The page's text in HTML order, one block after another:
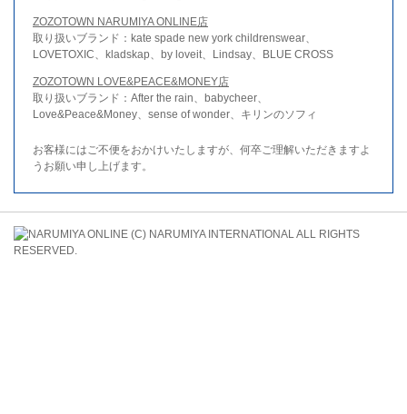
ZOZOTOWN NARUMIYA ONLINE店
取り扱いブランド：kate spade new york childrenswear、
LOVETOXIC、kladskap、by loveit、Lindsay、BLUE CROSS
ZOZOTOWN LOVE&PEACE&MONEY店
取り扱いブランド：After the rain、babycheer、
Love&Peace&Money、sense of wonder、キリンのソフィ
お客様にはご不便をおかけいたしますが、何卒ご理解いただきますよ
うお願い申し上げます。